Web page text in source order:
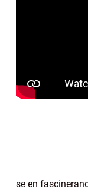
se en